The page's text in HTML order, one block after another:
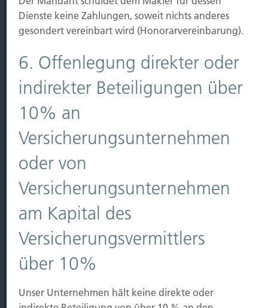
Leistung
Leben
Sichern
Immobilien Vers.
Kauf Grundstück
Baubeginn
Baufertigstellung/Hauskauf
Schaden
Kontakt
Hubert Brück KG| Inhaber: Dipl. Ökonom Johannes
Brück | Kapellstraße 2 | 40479 Düsseldorf
Telefon:0211-490066 |Fax:0211-4911125 |E-Mail:
brueck@brueckkg.de
Kontaktformular
Dienste keine Zahlungen, soweit nichts anderes
gesondert vereinbart wird (Honorarvereinbarung).
6. Offenlegung direkter oder
indirekter Beteiligungen über
10% an
Versicherungsunternehmen
oder von
Versicherungsunternehmen
am Kapital des
Versicherungsvermittlers
über 10%
Unser Unternehmen hält keine direkte oder